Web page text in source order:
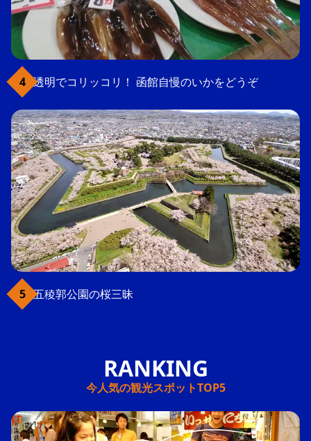
透明でコリッコリ！ 函館自慢のいかをどうぞ
五稜郭公園の桜三昧
今人気の観光スポットTOP5